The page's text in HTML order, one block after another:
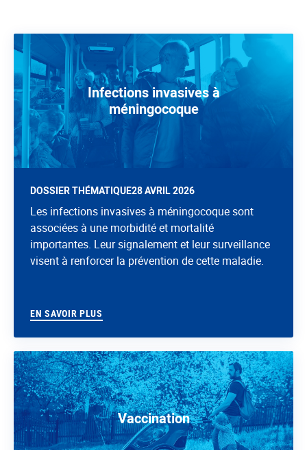
Infections invasives à
méningocoque
DOSSIER THÉMATIQUE28 AVRIL 2026
Les infections invasives à méningocoque sont
associées à une morbidité et mortalité
importantes. Leur signalement et leur surveillance
visent à renforcer la prévention de cette maladie.
EN SAVOIR PLUS
Vaccination